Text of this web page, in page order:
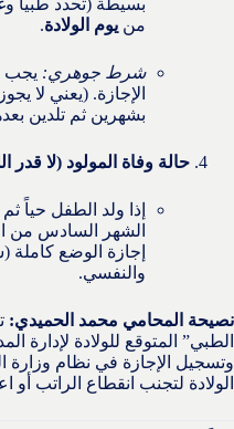
من يوم الولادة.
شرط جوهري: يجب
الإجازة. (يعني لا
بشهرين ثم تلدين
حالة وفاة المولود (لا قدر
إذا ولد الطفل حياً
الشهر السادس من
إجازة الوضع
والنفسي.
نصيحة المحامي محمد الحميدي:
الطبي” المتوقع للولادة لإدارة
وتسجيل الإجازة في نظام وزارة
الولادة لتجنب انقطاع الراتب أو